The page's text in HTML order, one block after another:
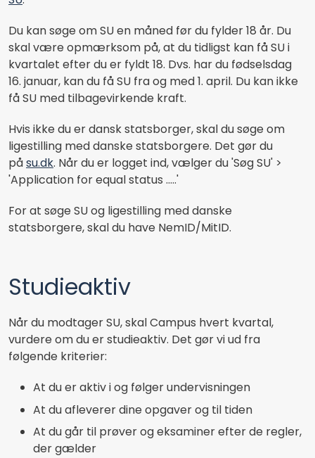
Du kan søge om SU en måned før du fylder 18 år. Du
skal være opmærksom på, at du tidligst kan få SU i
kvartalet efter du er fyldt 18. Dvs. har du fødselsdag
16. januar, kan du få SU fra og med 1. april. Du kan ikke
få SU med tilbagevirkende kraft.
Hvis ikke du er dansk statsborger, skal du søge om
ligestilling med danske statsborgere. Det gør du
påsu.dk. Når du er logget ind, vælger du 'Søg SU' >
'Application for equal status .....'
For at søge SU og ligestilling med danske
statsborgere, skal du have NemID/MitID.
Studieaktiv
Når du modtager SU, skal Campus hvert kvartal,
vurdere om du er studieaktiv. Det gør vi ud fra
følgende kriterier:
At du er aktiv i og følger undervisningen
At du afleverer dine opgaver og til tiden
At du går til prøver og eksaminer efter de regler,
der gælder